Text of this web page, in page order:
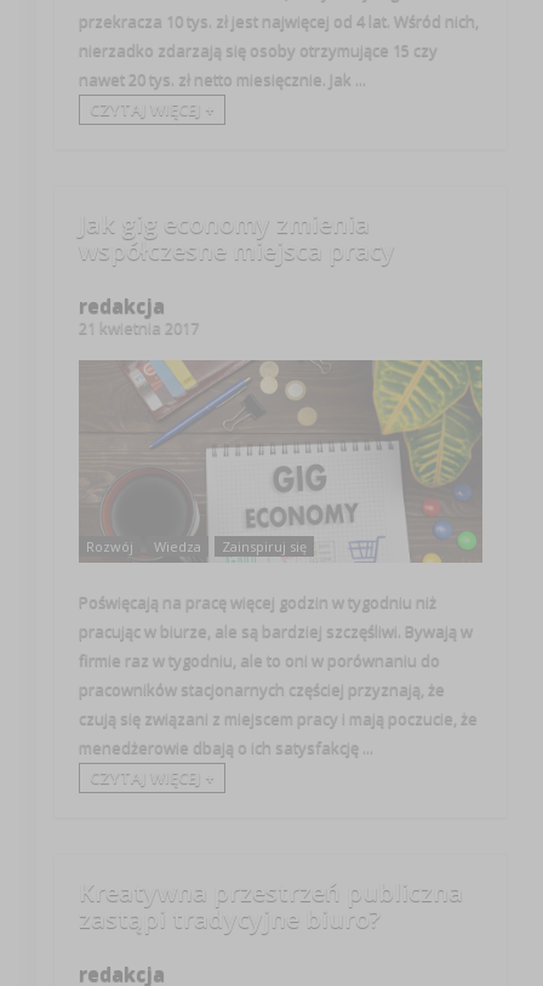
przekracza 10 tys. zł jest najwięcej od 4 lat. Wśród nich,
nierzadko zdarzają się osoby otrzymujące 15 czy
nawet 20 tys. zł netto miesięcznie. Jak ...
CZYTAJ WIĘCEJ +
Jak gig economy zmienia
współczesne miejsca pracy
redakcja
21 kwietnia 2017
Rozwój Wiedza Zainspiruj się
Poświęcają na pracę więcej godzin w tygodniu niż
pracując w biurze, ale są bardziej szczęśliwi. Bywają w
firmie raz w tygodniu, ale to oni w porównaniu do
pracowników stacjonarnych częściej przyznają, że
czują się związani z miejscem pracy i mają poczucie, że
menedżerowie dbają o ich satysfakcję ...
CZYTAJ WIĘCEJ +
Kreatywna przestrzeń publiczna
zastąpi tradycyjne biuro?
redakcja